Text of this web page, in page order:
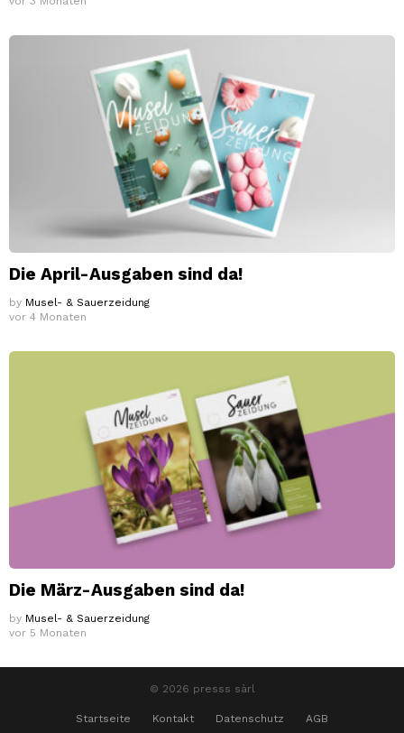
Die April-Ausgaben sind da!
by Musel- & Sauerzeidung
vor 4 Monaten
Die März-Ausgaben sind da!
by Musel- & Sauerzeidung
vor 5 Monaten
© 2026 presss sàrl
Startseite Kontakt Datenschutz AGB